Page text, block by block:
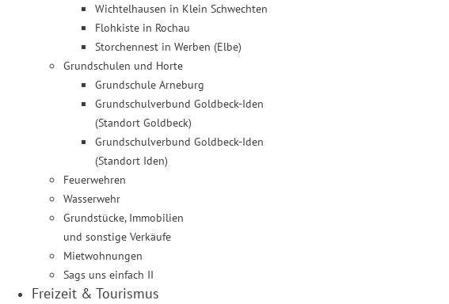
Wichtelhausen in Klein Schwechten
Flohkiste in Rochau
Storchennest in Werben (Elbe)
Grundschulen und Horte
Grundschule Arneburg
Grundschulverbund Goldbeck-Iden
(Standort Goldbeck)
Grundschulverbund Goldbeck-Iden
(Standort Iden)
Feuerwehren
Wasserwehr
Grundstücke, Immobilien
und sonstige Verkäufe
Mietwohnungen
Sags uns einfach II
Freizeit & Tourismus